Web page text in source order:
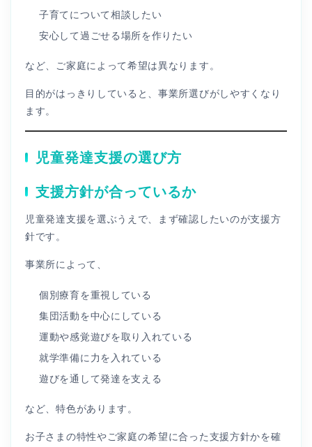
子育てについて相談したい
安心して過ごせる場所を作りたい
など、ご家庭によって希望は異なります。
目的がはっきりしていると、事業所選びがしやすくなり
ます。
児童発達支援の選び方
支援方針が合っているか
児童発達支援を選ぶうえで、まず確認したいのが支援方
針です。
事業所によって、
個別療育を重視している
集団活動を中心にしている
運動や感覚遊びを取り入れている
就学準備に力を入れている
遊びを通して発達を支える
など、特色があります。
お子さまの特性やご家庭の希望に合った支援方針かを確